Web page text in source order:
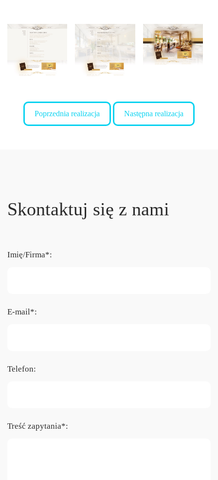
Poprzednia realizacja Następna realizacja
Skontaktuj się z nami
Imię/Firma*:
E-mail*:
Telefon:
Treść zapytania*: